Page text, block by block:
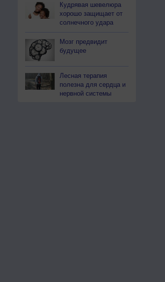
Кудрявая шевелюра
хорошо защищает от
солнечного удара
Мозг предвидит
будущее
Лесная терапия
полезна для сердца и
нервной системы